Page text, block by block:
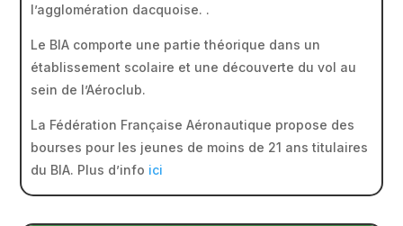
l’agglomération dacquoise. .
Le BIA comporte une partie théorique dans un
établissement scolaire et une découverte du vol au
sein de l’Aéroclub.
La Fédération Française Aéronautique propose des
bourses pour les jeunes de moins de 21 ans titulaires
du BIA. Plus d’info ici